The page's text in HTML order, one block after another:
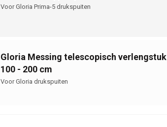
Voor Gloria Prima-5 drukspuiten
Gloria Messing telescopisch verlengstuk
100 - 200 cm
Voor Gloria drukspuiten